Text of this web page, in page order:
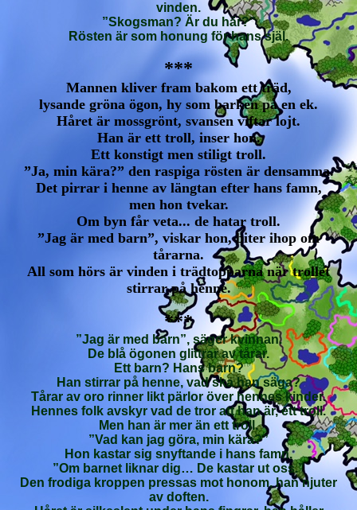
vinden.
”Skogsman? Är du här?”
Rösten är som honung för hans själ.
***
Mannen kliver fram bakom ett träd,
lysande gröna ögon, hy som barken på en ek.
Håret är mossgrönt, svansen viftar lojt.
Han är ett troll, inser hon.
Ett konstigt men stiligt troll.
”Ja, min kära?” den raspiga rösten är densamma.
Det pirrar i henne av längtan efter hans famn,
men hon tvekar.
Om byn får veta... de hatar troll.
”Jag är med barn”, viskar hon, biter ihop om
tårarna.
All som hörs är vinden i trädtopparna när trollet
stirrar på henne.
***
”Jag är med barn”, säger kvinnan.
De blå ögonen glittrar av tårar.
Ett barn? Hans barn?
Han stirrar på henne, vad ska han säga?
Tårar av oro rinner likt pärlor över hennes kinder.
Hennes folk avskyr vad de tror att han är, ett troll.
Men han är mer än ett troll.
”Vad kan jag göra, min kära?”
Hon kastar sig snyftande i hans famn.
”Om barnet liknar dig… De kastar ut oss.”
Den frodiga kroppen pressas mot honom, han njuter
av doften.